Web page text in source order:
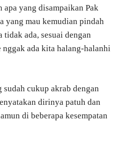
apa yang disampaikan Pak
yang mau kemudian pindah
ada, sesuai dengan
nggak ada kita halang-halanhi
cukup akrab dengan
dirinya patuh dan
di beberapa kesempatan